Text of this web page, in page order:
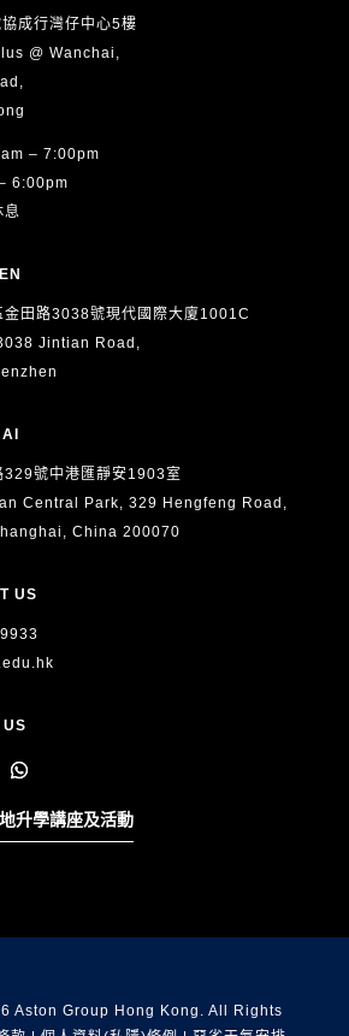
成行灣仔中心5樓
@ Wanchai,
– 7:00pm
6:00pm
息
金田路3038號現代國際大廈1001C
Jintian Road,
329號中港匯靜安1903室
Central Park, 329 Hengfeng Road,
China 200070
US
US
升學講座及活動
Aston Group Hong Kong. All Rights